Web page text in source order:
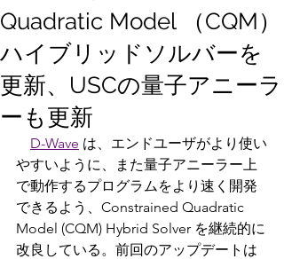
Quadratic Model （CQM）
ハイブリッドソルバーを
更新、USCの量子アニーラ
ーも更新
D-Wave は、エンドユーザがより使い
やすいように、また量子アニーラー上
で動作するプログラムをより速く開発
できるよう、Constrained Quadratic
Model (CQM) Hybrid Solver を継続的に
改良している。前回のアップデートは